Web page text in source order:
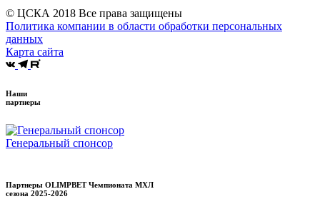
© ЦСКА 2018 Все права защищены
Политика компании в области обработки персональных
данных
Карта сайта
Наши
партнеры
Генеральный спонсор
Партнеры OLIMPBET Чемпионата МХЛ
сезона 2025-2026